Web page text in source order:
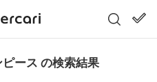
ース の検索結果